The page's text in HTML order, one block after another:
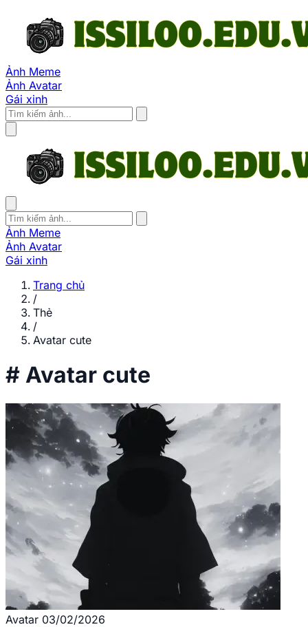
Ảnh Meme
Ảnh Avatar
Gái xinh
Ảnh Meme
Ảnh Avatar
Gái xinh
Trang chủ
/
Thẻ
/
Avatar cute
# Avatar cute
Avatar 03/02/2026